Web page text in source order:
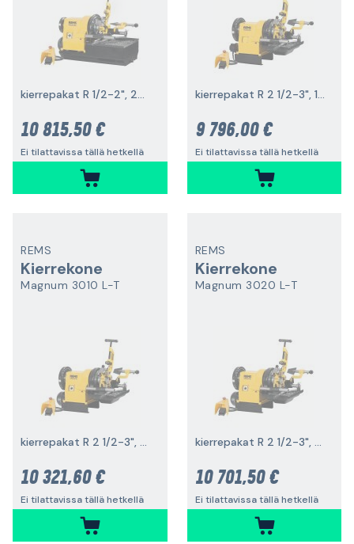
kierrepakat R 1/2-2", 2000 W
10 815,50 €
Ei tilattavissa tällä hetkellä
kierrepakat R 2 1/2-3", 1700 W
9 796,00 €
Ei tilattavissa tällä hetkellä
REMS
Kierrekone
Magnum 3010 L-T
kierrepakat R 2 1/2-3", 2100 W
10 321,60 €
Ei tilattavissa tällä hetkellä
REMS
Kierrekone
Magnum 3020 L-T
kierrepakat R 2 1/2-3", 2000 W
10 701,50 €
Ei tilattavissa tällä hetkellä